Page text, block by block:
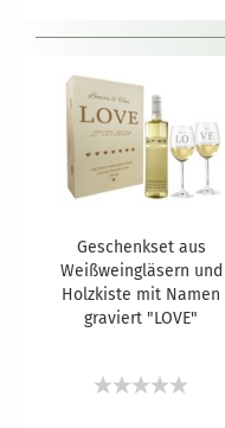
Geschenkset aus
Weißweingläsern und
Holzkiste mit Namen
graviert "LOVE"